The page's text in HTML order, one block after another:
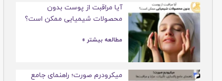
آیا مراقبت از پوست بدون
محصولات شیمیایی ممکن است؟
مطالعه بیشتر »
میکرودرم صورت؛ راهنمای جامع